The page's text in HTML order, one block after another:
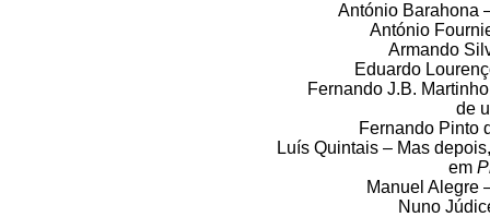
António Barahona
António
Armando
Eduardo
Fernando J.B.
de
Fernando Pinto
Luís Quintais – Mas
em
Manuel Alegre
Nuno